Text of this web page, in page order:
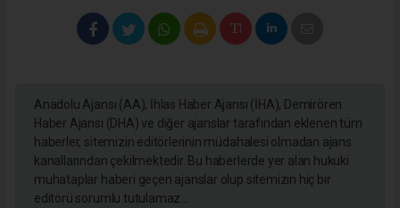
Anadolu Ajansı (AA), İhlas Haber Ajansı (İHA), Demirören
Haber Ajansı (DHA) ve diğer ajanslar tarafından eklenen tüm
haberler, sitemizin editörlerinin müdahalesi olmadan ajans
kanallarından çekilmektedir. Bu haberlerde yer alan hukuki
muhataplar haberi geçen ajanslar olup sitemizin hiç bir
editörü sorumlu tutulamaz...